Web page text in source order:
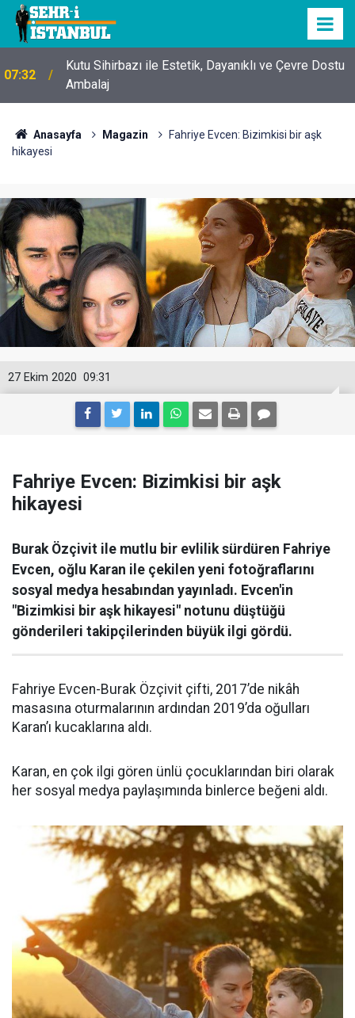
07:32
Kutu Sihirbazı ile Estetik, Dayanıklı ve Çevre Dostu
Ambalaj
Anasayfa Magazin
Fahriye Evcen: Bizimkisi bir aşk
hikayesi
09:31
27 Ekim 2020
Fahriye Evcen: Bizimkisi bir aşk
hikayesi
Burak Özçivit ile mutlu bir evlilik sürdüren Fahriye
Evcen, oğlu Karan ile çekilen yeni fotoğraflarını
sosyal medya hesabından yayınladı. Evcen'in
"Bizimkisi bir aşk hikayesi" notunu düştüğü
gönderileri takipçilerinden büyük ilgi gördü.
Fahriye Evcen-Burak Özçivit çifti, 2017’de nikâh
masasına oturmalarının ardından 2019’da oğulları
Karan’ı kucaklarına aldı.
Karan, en çok ilgi gören ünlü çocuklarından biri olarak
her sosyal medya paylaşımında binlerce beğeni aldı.